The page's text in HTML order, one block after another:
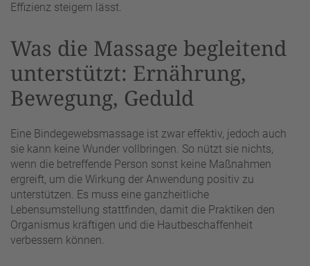
Effizienz steigern lässt.
Was die Massage begleitend
unterstützt: Ernährung,
Bewegung, Geduld
Eine Bindegewebsmassage ist zwar effektiv, jedoch auch
sie kann keine Wunder vollbringen. So nützt sie nichts,
wenn die betreffende Person sonst keine Maßnahmen
ergreift, um die Wirkung der Anwendung positiv zu
unterstützen. Es muss eine ganzheitliche
Lebensumstellung stattfinden, damit die Praktiken den
Organismus kräftigen und die Hautbeschaffenheit
verbessern können.